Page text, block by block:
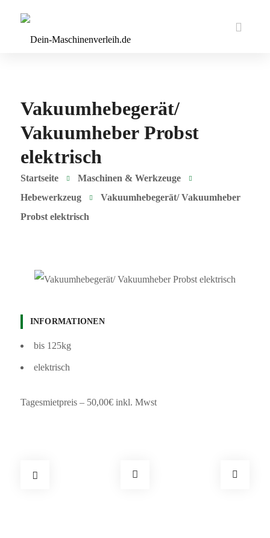
Vakuumhebegerät/
Vakuumheber Probst
elektrisch
Startseite
Maschinen & Werkzeuge
Hebewerkzeug
Vakuumhebegerät/ Vakuumheber
Probst elektrisch
INFORMATIONEN
bis 125kg
elektrisch
Tagesmietpreis – 50,00€ inkl. Mwst